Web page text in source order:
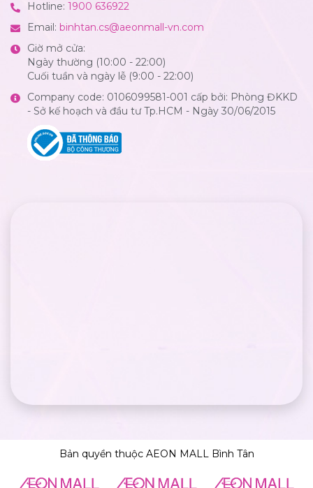
Hotline: 1900 636922
Email: binhtan.cs@aeonmall-vn.com
Giờ mở cửa:
Ngày thường (10:00 - 22:00)
Cuối tuần và ngày lễ (9:00 - 22:00)
Company code: 0106099581-001 cấp bởi: Phòng ĐKKD
- Sở kế hoạch và đầu tư Tp.HCM - Ngày 30/06/2015
Bản quyền thuộc AEON MALL Bình Tân